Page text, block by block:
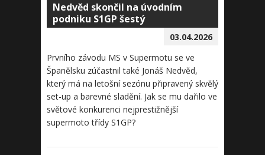
Nedvěd skončil na úvodním
podniku S1GP šestý
03.04.2026
Prvního závodu MS v Supermotu se ve
Španělsku zúčastnil také Jonáš Nedvěd,
který má na letošní sezónu připravený skvělý
set-up a barevné sladění. Jak se mu dařilo ve
světové konkurenci nejprestižnější
supermoto třídy S1GP?